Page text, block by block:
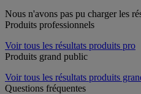
Nous n'avons pas pu charger les
Produits professionnels
Voir tous les résultats produits pro
Produits grand public
Voir tous les résultats produits
Questions fréquentes